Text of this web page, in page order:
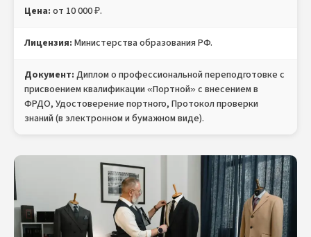
Цена: от 10 000 ₽.
Лицензия: Министерства образования РФ.
Документ: Диплом о профессиональной переподготовке с
присвоением квалификации «Портной» с внесением в
ФРДО, Удостоверение портного, Протокол проверки
знаний (в электронном и бумажном виде).